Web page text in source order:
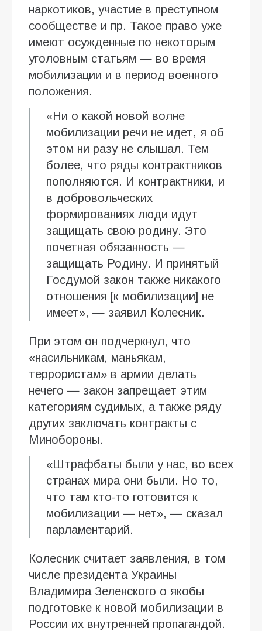
наркотиков, участие в преступном
сообществе и пр. Такое право уже
имеют осужденные по некоторым
уголовным статьям — во время
мобилизации и в период военного
положения.
«Ни о какой новой волне
мобилизации речи не идет, я об
этом ни разу не слышал. Тем
более, что ряды контрактников
пополняются. И контрактники, и
в добровольческих
формированиях люди идут
защищать свою родину. Это
почетная обязанность —
защищать Родину. И принятый
Госдумой закон также никакого
отношения [к мобилизации] не
имеет», — заявил Колесник.
При этом он подчеркнул, что
«насильникам, маньякам,
террористам» в армии делать
нечего — закон запрещает этим
категориям судимых, а также ряду
других заключать контракты с
Минобороны.
«Штрафбаты были у нас, во всех
странах мира они были. Но то,
что там кто-то готовится к
мобилизации — нет», — сказал
парламентарий.
Колесник считает заявления, в том
числе президента Украины
Владимира Зеленского о якобы
подготовке к новой мобилизации в
России их внутренней пропагандой.